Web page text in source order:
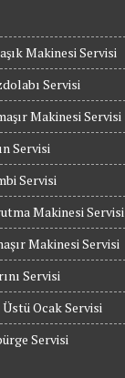
Makinesi Servisi
Servisi
Makinesi Servisi
Servisi
Servisi
Makinesi Servisi
Makinesi Servisi
Servisi
Ocak Servisi
Servisi